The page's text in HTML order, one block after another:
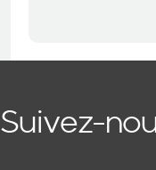
Suivez-